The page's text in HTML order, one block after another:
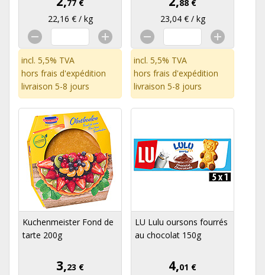
77 €
22,16 € / kg
incl. 5,5% TVA
hors frais d'expédition
livraison 5-8 jours
88 €
23,04 € / kg
incl. 5,5% TVA
hors frais d'expédition
livraison 5-8 jours
Kuchenmeister Fond de
tarte 200g
3,23 €
LU Lulu oursons fourrés
au chocolat 150g
4,01 €